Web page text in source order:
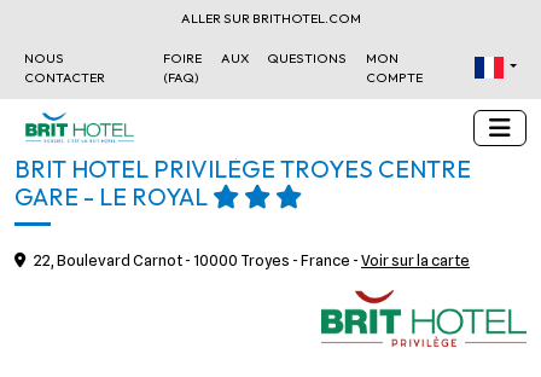
ALLER SUR BRITHOTEL.COM
NOUS
CONTACTER
FOIRE AUX QUESTIONS
(FAQ)
MON
COMPTE
BRIT HOTEL PRIVILÈGE TROYES CENTRE
GARE - LE ROYAL
22, Boulevard Carnot - 10000 Troyes - France - Voir sur la carte